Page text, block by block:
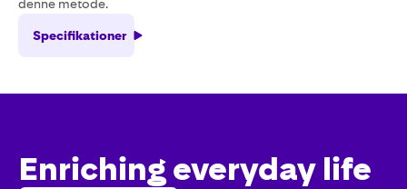
denne metode.
Specifikationer
Enriching everyday life